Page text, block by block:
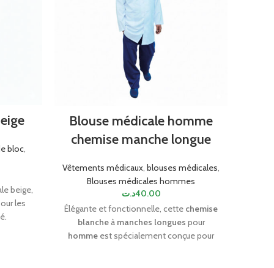
bloc,
beige,
les
Blouse médicale homme
chemise manche longue
Vêtements médicaux, blouses médicales,
Blouses médicales hommes
40.00د.ت
Élégante et fonctionnelle, cette chemise
blancheà manches longues pour
homme est spécialement conçue pour